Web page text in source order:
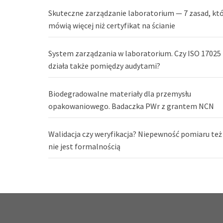
Skuteczne zarządzanie laboratorium — 7 zasad,
mówią więcej niż certyfikat na ścianie
System zarządzania w laboratorium. Czy ISO 17025
działa także pomiędzy audytami?
Biodegradowalne materiały dla przemysłu
opakowaniowego. Badaczka PWr z grantem NCN
Walidacja czy weryfikacja? Niepewność pomiaru też
nie jest formalnością